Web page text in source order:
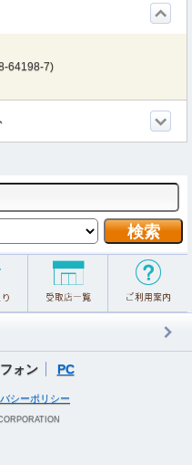
64198-7)
ォン PC
シーポリシー